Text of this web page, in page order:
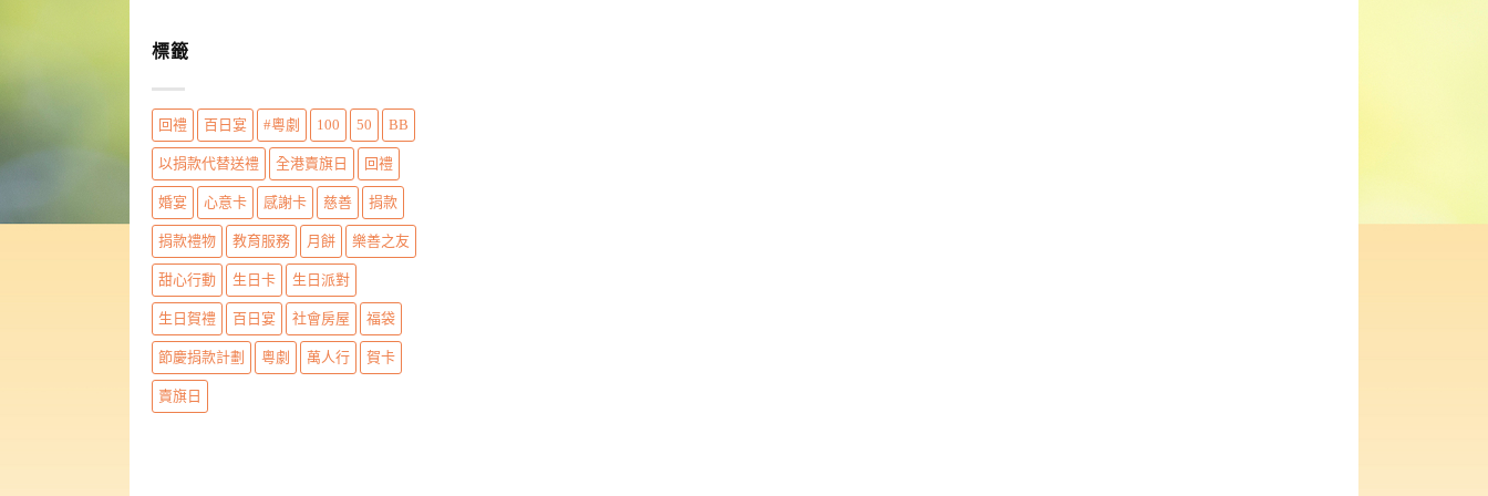
標籤
回禮 百日宴 #粵劇 100 50 BB
以捐款代替送禮 全港賣旗日 回禮
婚宴 心意卡 感謝卡 慈善 捐款
捐款禮物 教育服務 月餅 樂善之友
甜心行動 生日卡 生日派對
生日賀禮 百日宴 社會房屋 福袋
節慶捐款計劃 粵劇 萬人行 賀卡
賣旗日